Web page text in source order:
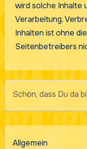
wird solche Inhalte
Verarbeitung,
Inhalten ist ohne
Seitenbetreibers
Schön, dass Du da
Allgemein